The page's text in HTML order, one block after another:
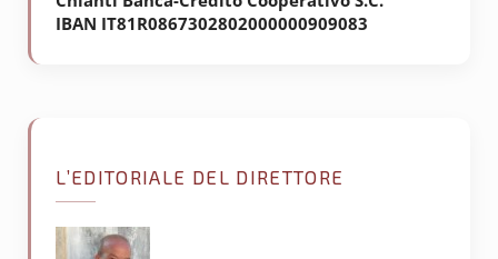
IBAN IT81R0867302802000000909083
L’EDITORIALE DEL DIRETTORE